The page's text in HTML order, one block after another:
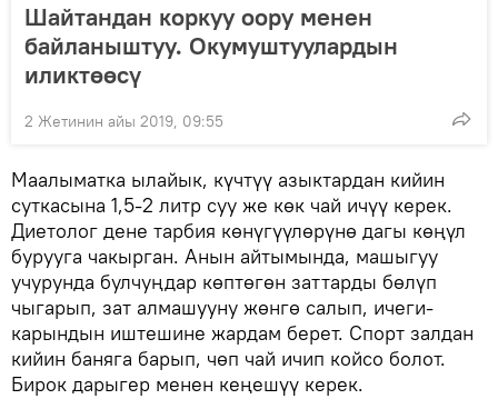
Шайтандан коркуу оору менен
байланыштуу. Окумуштуулардын
иликтөөсү
2 Жетинин айы 2019, 09:55
Маалыматка ылайык, күчтүү азыктардан кийин
суткасына 1,5-2 литр суу же көк чай ичүү керек.
Диетолог дене тарбия көнүгүүлөрүнө дагы көңүл
бурууга чакырган. Анын айтымында, машыгуу
учурунда булчуңдар көптөгөн заттарды бөлүп
чыгарып, зат алмашууну жөнгө салып, ичеги-
карындын иштешине жардам берет. Спорт залдан
кийин баняга барып, чөп чай ичип койсо болот.
Бирок дарыгер менен кеңешүү керек.